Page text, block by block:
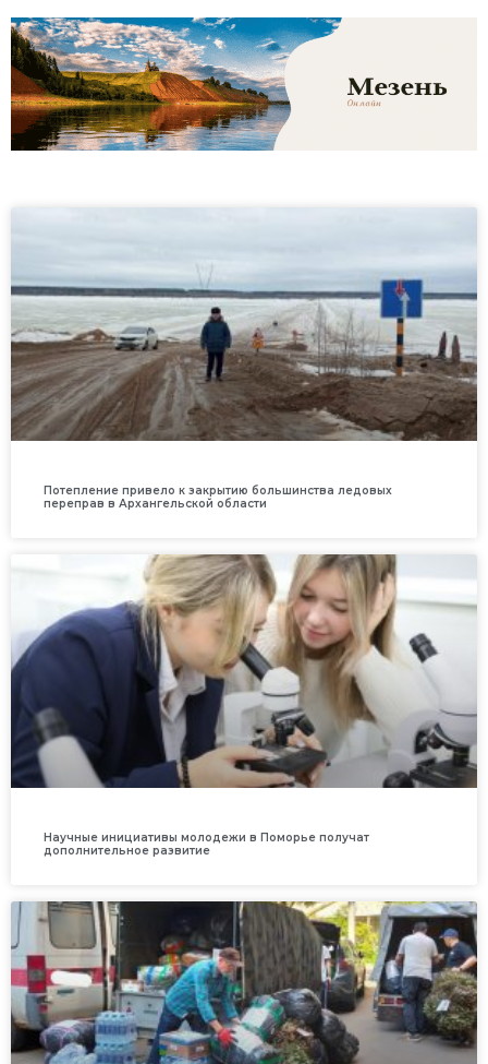
Потепление привело к закрытию большинства ледовых
переправ в Архангельской области
Научные инициативы молодежи в Поморье получат
дополнительное развитие